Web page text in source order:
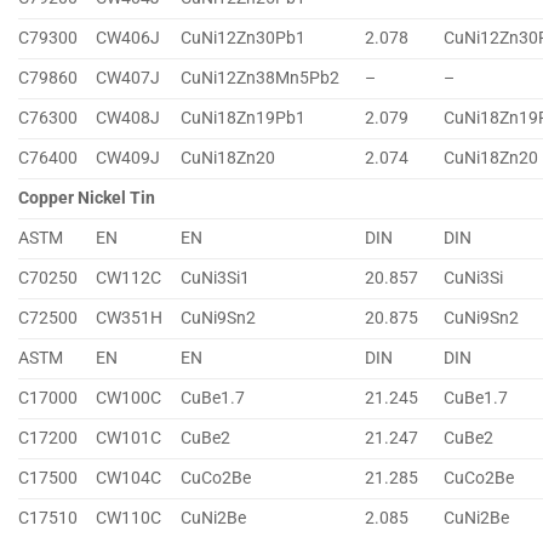
C79300
CW406J CuNi12Zn30Pb1 2.078
C79860
CW407J CuNi12Zn38Mn5Pb2 –
–
C76300
CW408J CuNi18Zn19Pb1 2.079
C76400
CW409J CuNi18Zn20 2.074
CuNi18Zn20
Copper Nickel Tin
ASTM
EN EN DIN
DIN
C70250
CW112C CuNi3Si1 20.857
CuNi3Si
C72500
CW351H CuNi9Sn2 20.875
CuNi9Sn2
ASTM
EN EN DIN
DIN
C17000
CW100C CuBe1.7 21.245
CuBe1.7
C17200
CW101C CuBe2 21.247
CuBe2
C17500
CW104C CuCo2Be 21.285
CuCo2Be
C17510
CW110C CuNi2Be 2.085
CuNi2Be